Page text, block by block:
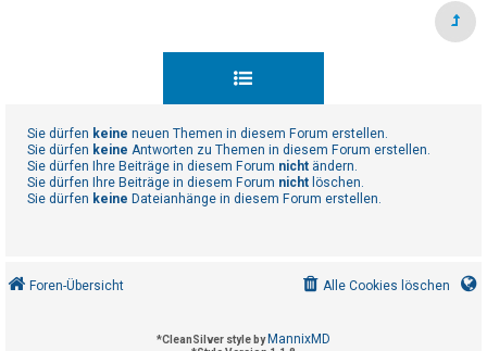
A
v
Sie dürfen keine neuen Themen in diesem Forum erstellen.
Sie dürfen keine Antworten zu Themen in diesem Forum erstellen.
Sie dürfen Ihre Beiträge in diesem Forum nicht ändern.
Sie dürfen Ihre Beiträge in diesem Forum nicht löschen.
Sie dürfen keine Dateianhänge in diesem Forum erstellen.
Foren-Übersicht Alle Cookies löschen
*CleanSilver style by MannixMD